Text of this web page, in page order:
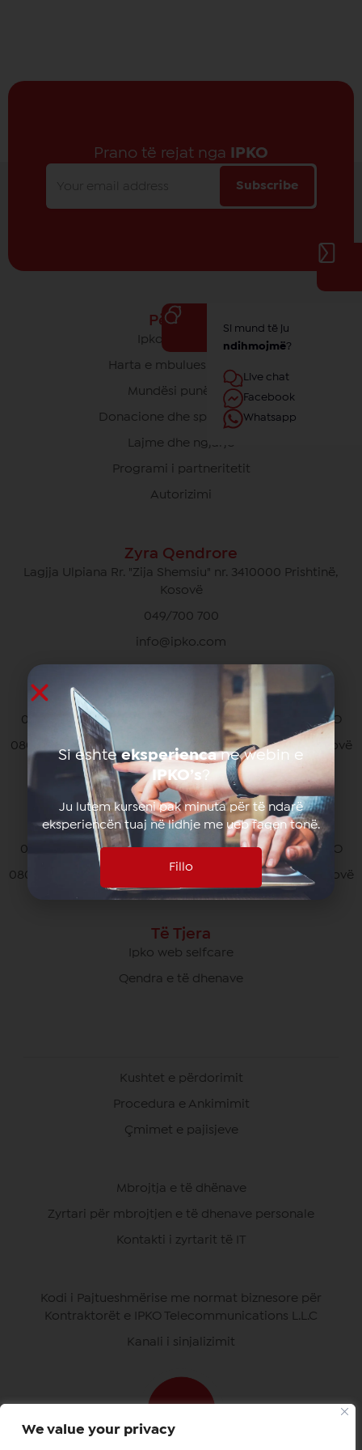
We value your privacy
Prano të rejat nga IPKO
Subscribe
Për IPKO
Ipko - Rrethi yt
Harta e mbulueshmërisë
Mundësi punësimi
Donacione dhe sponsorime
Lajme dhe ngjarje
Programi i partneritetit
Autorizimi
Zyra Qendrore
Lagjja Ulpiana Rr. "Zija Shemsiu" nr. 3410000 Prishtinë,
Kosovë
049/700 700
info@ipko.com
Kujdesi Ndaj Klientëve Privat
049/700 700 pa pagesë për thirrjet brenda rrjetit IPKO
080070070 pa pagesë nga të gjithë operatorët në Kosovë
*770# për thirrjet nga roaming
Kujdesi Ndaj Klientëve të Biznesit
049/700 900 pa pagesë për thirrjet brenda rrjetit IPKO
080070000 pa pagesë nga të gjithë operatorët në Kosovë
Të Tjera
Ipko web selfcare
Qendra e të dhenave
Kushtet e përdorimit
Procedura e Ankimimit
Çmimet e pajisjeve
Mbrojtja e të dhënave
Zyrtari për mbrojtjen e të dhenave personale
Kontakti i zyrtarit të IT
Kodi i Pajtueshmërise me normat biznesore për
Kontraktorët e IPKO Telecommunications L.L.C
Kanali i sinjalizimit
Si mund të ju
ndihmojmë?
Live chat
Facebook
Whatsapp
Si eshteeksperiencane webin e
IPKO’s?
Ju lutem kurseni pak minuta për të ndarë
eksperiencën tuaj në lidhje me ueb faqen tonë.
Fillo